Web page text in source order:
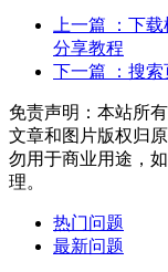
上一篇
：下
分享教程
下一篇
：搜
免责声明：本站所
文章和图片版权归
勿用于商业用途，
理。
热门问题
最新问题